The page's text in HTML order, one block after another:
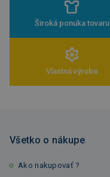
Široká ponuka tovaru
Vlastná výroba
Všetko o nákupe
Ako nakupovať ?